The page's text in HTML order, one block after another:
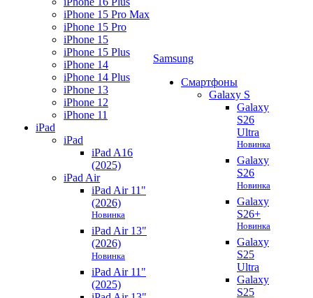
iPhone 15 Pro Max
iPhone 15 Pro
iPhone 15
iPhone 15 Plus
iPhone 14
iPhone 14 Plus
iPhone 13
iPhone 12
iPhone 11
iPad
iPad
iPad A16
(2025)
iPad Air
iPad Air 11"
(2026)
Новинка
iPad Air 13"
(2026)
Новинка
iPad Air 11"
(2025)
Samsung
Смартфоны
Galaxy S
Galaxy
S26
Ultra
Новинка
Galaxy
S26
Новинка
Galaxy
S26+
Новинка
Galaxy
S25
Ultra
Galaxy
S25